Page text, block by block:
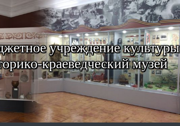
учреждение культуры
краеведческий музей